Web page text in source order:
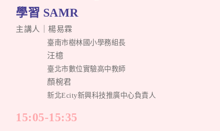
學習 SAMR
主講人｜楊易霖
臺南市樹林國小學務組長
汪檍
臺北市數位實驗高中教師
顏椀君
新北Ecity新興科技推廣中心負責人
15:05-15:35